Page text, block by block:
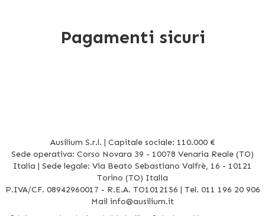
Pagamenti sicuri
Ausilium S.r.l. | Capitale sociale: 110.000 €
Sede operativa: Corso Novara 39 - 10078 Venaria Reale (TO)
Italia | Sede legale: Via Beato Sebastiano Valfrè, 16 - 10121
Torino (TO) Italia
P.IVA/CF. 08942960017 - R.E.A. TO1012156 | Tel. 011 196 20 906
Mail info@ausilium.it